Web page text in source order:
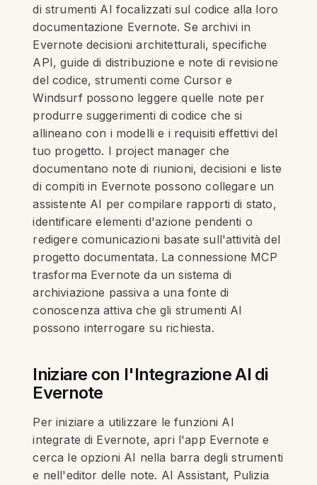
di strumenti AI focalizzati sul codice alla loro
documentazione Evernote. Se archivi in
Evernote decisioni architetturali, specifiche
API, guide di distribuzione e note di revisione
del codice, strumenti come Cursor e
Windsurf possono leggere quelle note per
produrre suggerimenti di codice che si
allineano con i modelli e i requisiti effettivi del
tuo progetto. I project manager che
documentano note di riunioni, decisioni e liste
di compiti in Evernote possono collegare un
assistente AI per compilare rapporti di stato,
identificare elementi d'azione pendenti o
redigere comunicazioni basate sull'attività del
progetto documentata. La connessione MCP
trasforma Evernote da un sistema di
archiviazione passiva a una fonte di
conoscenza attiva che gli strumenti AI
possono interrogare su richiesta.
Iniziare con l'Integrazione AI di
Evernote
Per iniziare a utilizzare le funzioni AI
integrate di Evernote, apri l'app Evernote e
cerca le opzioni AI nella barra degli strumenti
e nell'editor delle note. AI Assistant, Pulizia